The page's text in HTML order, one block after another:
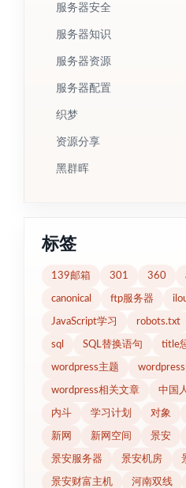
服务器安全
服务器知识
服务器资源
服务器配置
织梦
资源分享
黑群晖
标签
139邮箱 301 360
canonical ftp服务器
JavaScript学习 robots.txt
sql SQL替换语句 title
wordpress主题
wordpress相关文章 中国
内斗 学习计划 对象
新网 新网空间 景安
景安服务器 景安机房
景安财富主机 河南双线